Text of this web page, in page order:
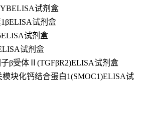
试剂盒
试剂盒
试剂盒
试剂盒
β受体Ⅱ(TGFβR2)ELISA试剂盒
模块化钙结合蛋白1(SMOC1)ELISA试